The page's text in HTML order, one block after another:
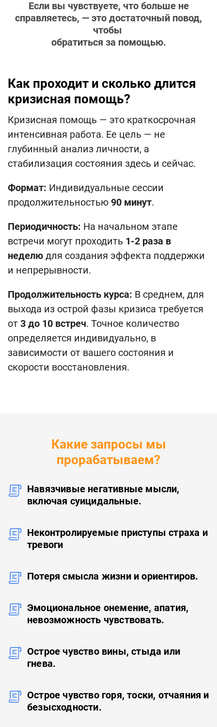
Если вы чувствуете, что больше не
справляетесь, — это достаточный повод,
чтобы
обратиться за помощью.
Как проходит и сколько длится
кризисная помощь?
Кризисная помощь — это краткосрочная
интенсивная работа. Ее цель — не
глубинный анализ личности, а
стабилизация состояния здесь и сейчас.
Формат: Индивидуальные сессии
продолжительностью 90 минут.
Периодичность: На начальном этапе
встречи могут проходить 1-2 раза в
неделю для создания эффекта поддержки
и непрерывности.
Продолжительность курса: В среднем, для
выхода из острой фазы кризиса требуется
от 3 до 10 встреч. Точное количество
определяется индивидуально, в
зависимости от вашего состояния и
скорости восстановления.
Какие запросы мы
прорабатываем?
Навязчивые негативные мысли,
включая суицидальные.
Неконтролируемые приступы страха и
тревоги
Потеря смысла жизни и ориентиров.
Эмоциональное онемение, апатия,
невозможность чувствовать.
Острое чувство вины, стыда или
гнева.
Острое чувство горя, тоски, отчаяния и
безысходности.